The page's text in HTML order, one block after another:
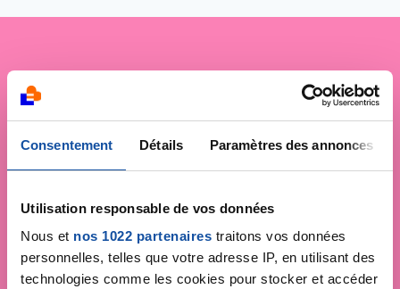
Consentement Détails Paramètres des annonces
Utilisation responsable de vos données
Nous et nos 1022 partenaires traitons vos données
personnelles, telles que votre adresse IP, en utilisant des
technologies comme les cookies pour stocker et accéder
la Ligue
contre le cancer